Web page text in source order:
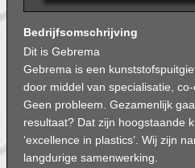
Bedrijfsomschrijving
Dit is Gebrema
Gebrema is een
door middel van specialisatie,
Geen probleem. Gezamenlijk
resultaat? Dat zijn hoogstaande
‘excellence in plastics’. Wij zijn
langdurige samenwerking.